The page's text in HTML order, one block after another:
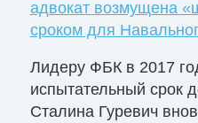
адвокат возмущена
сроком для
Лидеру ФБК в 2017
испытательный срок
Сталина Гуревич